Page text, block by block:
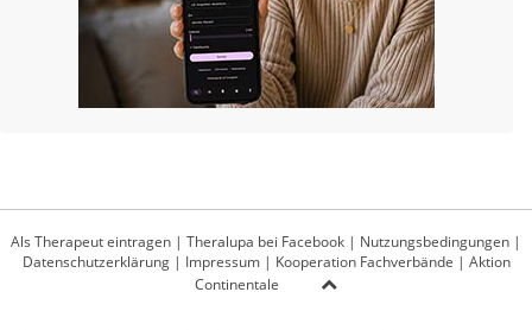
Als Therapeut eintragen | Theralupa bei Facebook | Nutzungsbedingungen |
Datenschutzerklärung| Impressum| Kooperation Fachverbände | Aktion
Continentale